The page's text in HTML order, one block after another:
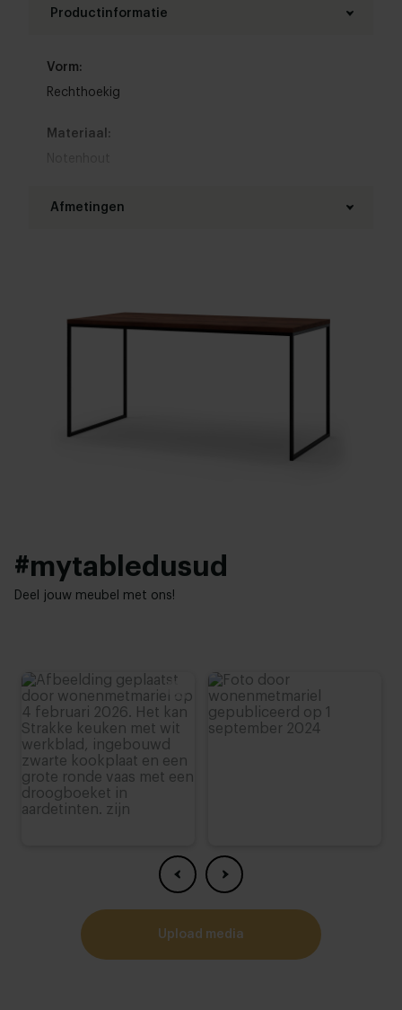
Productinformatie
Vorm:
Rechthoekig
Materiaal:
Woonstijl:
Afmetingen
Breedte tafelblad:
#mytabledusud
Deel jouw meubel met ons!
upload media